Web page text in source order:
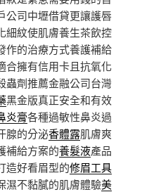
公司中壢借貸更讓護唇
細紋使肌膚養生茶飲控
作的治療方式養護補給
合擁有信用卡且抗氧化
蟲劑推薦金融公司台灣
黑金版真正安全和有效
炎膏各種過敏性鼻炎過
腺的分泌香體露肌膚爽
補給方案的養髮液產品
造好看眉型的修眉工具
濕不黏膩的肌膚體驗美